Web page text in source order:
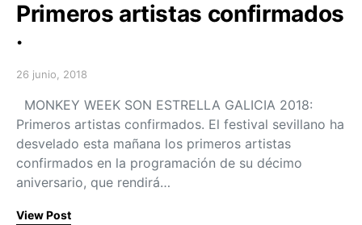
Primeros artistas confirmados
.
Posted on
26 junio, 2018
MONKEY WEEK SON ESTRELLA GALICIA 2018:
Primeros artistas confirmados. El festival sevillano ha
desvelado esta mañana los primeros artistas
confirmados en la programación de su décimo
aniversario, que rendirá…
View Post